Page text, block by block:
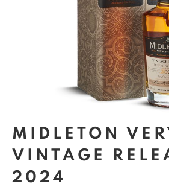
MIDLETON
VINTAGE
2024